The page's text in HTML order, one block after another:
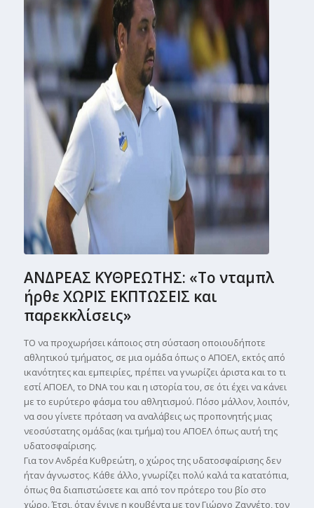
ΑΝΔΡΕΑΣ ΚΥΘΡΕΩΤΗΣ: «Το νταµπλ
ήρθε ΧΩΡΙΣ ΕΚΠΤΩΣΕΙΣ και
παρεκκλίσεις»
ΤΟ να προχωρήσει κάποιος στη σύσταση οποιουδήποτε
αθλητικού τµήµατος, σε µια οµάδα όπως ο ΑΠΟΕΛ, εκτός από
ικανότητες και εµπειρίες, πρέπει να γνωρίζει άριστα και το τι
εστί ΑΠΟΕΛ, το DNA του και η ιστορία του, σε ότι έχει να κάνει
µε το ευρύτερο φάσµα του αθλητισµού. Πόσο µάλλον, λοιπόν,
να σου γίνετε πρόταση να αναλάβεις ως προπονητής µιας
νεοσύστατης οµάδας (και τµήµα) του ΑΠΟΕΛ όπως αυτή της
υδατοσφαίρισης.
Για τον Ανδρέα Κυθρεώτη, ο χώρος της υδατοσφαίρισης δεν
ήταν άγνωστος. Κάθε άλλο, γνωρίζει πολύ καλά τα κατατόπια,
όπως θα διαπιστώσετε και από τον πρότερο του βίο στο
χώρο. Έτσι, όταν έγινε η κουβέντα µε τον Γιώργο Ζαννέτο, τον